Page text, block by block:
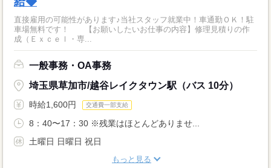
直接雇用の可能性があります♪当社スタッフ就業中！車通勤ＯＫ！駐
車場無料です！ 【お願いしたいお仕事の内容】修理見積りの作
成（Ｅｘｃｅｌ・専...
一般事務・OA事務
埼玉県草加市/越谷レイクタウン駅（バス 10分）
時給1,600円 交通費一部支給
8：40〜17：30 ※残業はほとんどありませ...
土曜日 日曜日 祝日
もっと見る